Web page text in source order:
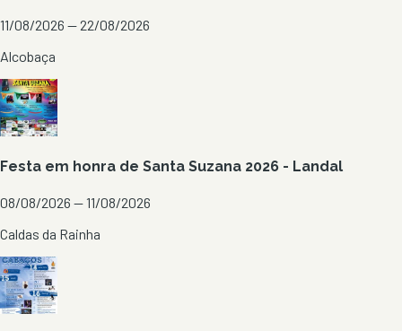
11/08/2026 — 22/08/2026
Alcobaça
Festa em honra de Santa Suzana 2026 - Landal
08/08/2026 — 11/08/2026
Caldas da Rainha